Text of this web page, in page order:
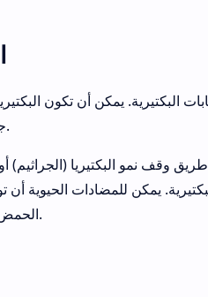
البكتيرية. يمكن أن تكون
جدار الخلية والمتطلبات الغازية وأنماط التغذية.
وقف نمو البكتيريا (الجراثيم)
يمكن للمضادات الحيوية
الحمض النووي ، واستقلاب الإنزيم ، وتخليق البروتين.